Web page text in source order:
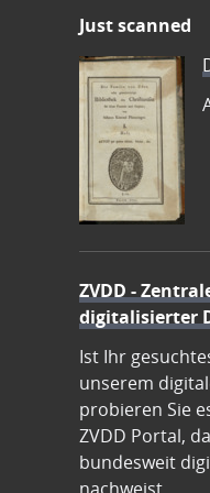
Just scanned
ZVDD -
digitalisierter
Ist Ihr
unserem
probieren Sie
ZVDD Portal,
bundesweit